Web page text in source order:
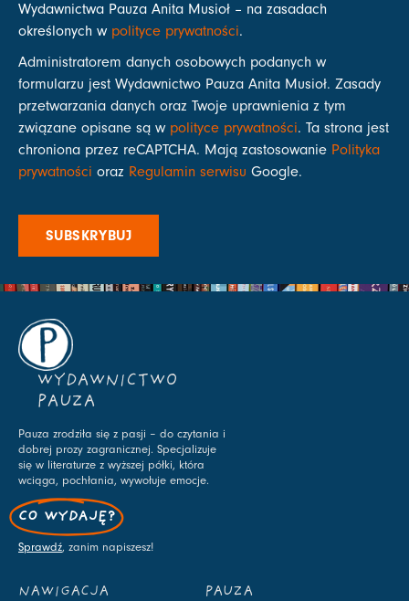
Wydawnictwa Pauza Anita Musioł – na zasadach
określonych w polityce prywatności.
Administratorem danych osobowych podanych w
formularzu jest Wydawnictwo Pauza Anita Musioł. Zasady
przetwarzania danych oraz Twoje uprawnienia z tym
związane opisane są w polityce prywatności. Ta strona jest
chroniona przez reCAPTCHA. Mają zastosowanie Polityka
prywatności oraz Regulamin serwisu Google.
SUBSKRYBUJ
WYDAWNICTWO
PAUZA
Pauza zrodziła się z pasji – do czytania i
dobrej prozy zagranicznej. Specjalizuje
się w literaturze z wyższej półki, która
wciąga, pochłania, wywołuje emocje.
CO WYDAJĘ?
Sprawdź, zanim napiszesz!
NAWIGACJA PAUZA